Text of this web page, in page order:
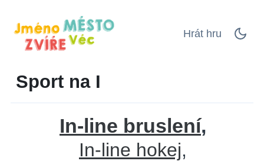
Hrát hru
Sport na I
In-line bruslení
In-line hokej